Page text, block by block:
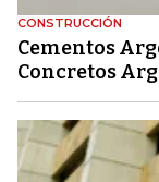
CONSTRUCCIÓN
Cementos
Concretos